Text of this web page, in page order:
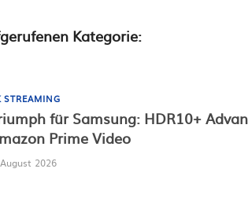
Kategorie:
STREAMING
für Samsung: HDR10+
Prime Video
2026